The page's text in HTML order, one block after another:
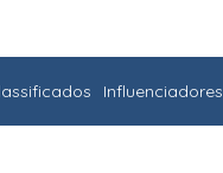
Influenciadores